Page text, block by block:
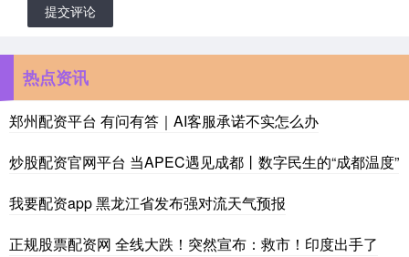
提交评论
热点资讯
郑州配资平台 有问有答｜AI客服承诺不实怎么办
炒股配资官网平台 当APEC遇见成都丨数字民生的“成都温度”
我要配资app 黑龙江省发布强对流天气预报
正规股票配资网 全线大跌！突然宣布：救市！印度出手了